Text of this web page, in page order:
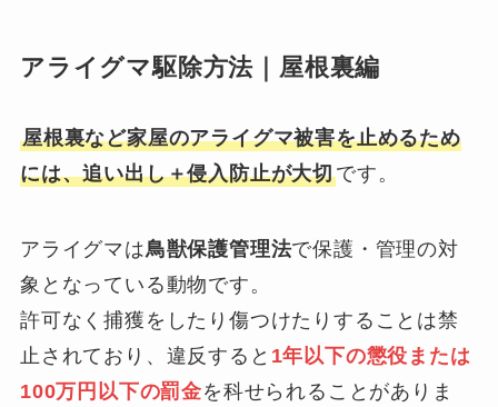
アライグマ駆除方法｜屋根裏編
屋根裏など家屋のアライグマ被害を止めるため
には、追い出し＋侵入防止が大切です。
アライグマは鳥獣保護管理法で保護・管理の対
象となっている動物です。
許可なく捕獲をしたり傷つけたりすることは禁
止されており、違反すると 1年以下の懲役または
100万円以下の罰金を科せられることがありま